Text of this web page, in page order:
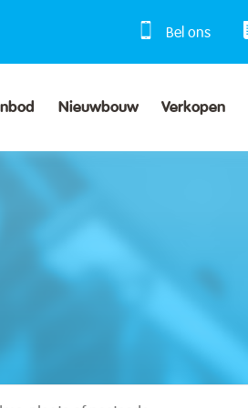
Bel ons
Nieuwbouw Verkopen